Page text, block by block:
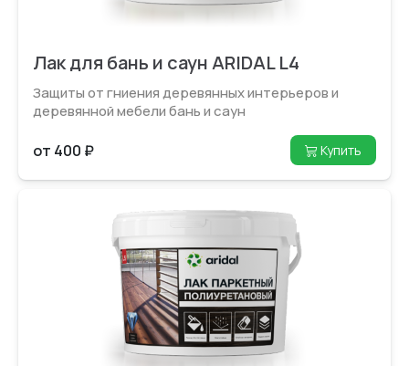
Лак для бань и саун ARIDAL L4
Защиты от гниения деревянных интерьеров и
деревянной мебели бань и саун
от 400 ₽ Купить